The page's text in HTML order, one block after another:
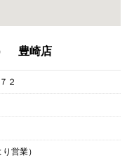
豊崎店
２
営業）